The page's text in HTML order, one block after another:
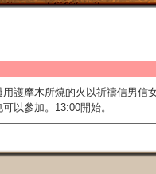
用護摩木所燒的火以祈禱信男信
以參加。13:00開始。